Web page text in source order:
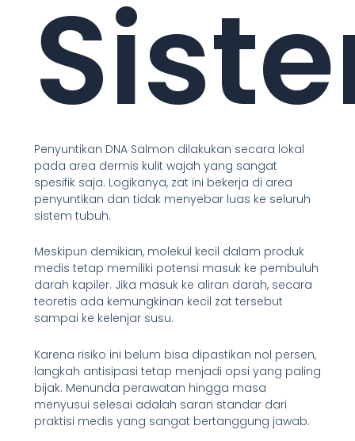
Penyuntikan DNA Salmon dilakukan secara lokal
pada area dermis kulit wajah yang sangat
spesifik saja. Logikanya, zat ini bekerja di area
penyuntikan dan tidak menyebar luas ke seluruh
sistem tubuh.
Meskipun demikian, molekul kecil dalam produk
medis tetap memiliki potensi masuk ke pembuluh
darah kapiler. Jika masuk ke aliran darah, secara
teoretis ada kemungkinan kecil zat tersebut
sampai ke kelenjar susu.
Karena risiko ini belum bisa dipastikan nol persen,
langkah antisipasi tetap menjadi opsi yang paling
bijak. Menunda perawatan hingga masa
menyusui selesai adalah saran standar dari
praktisi medis yang sangat bertanggung jawab.